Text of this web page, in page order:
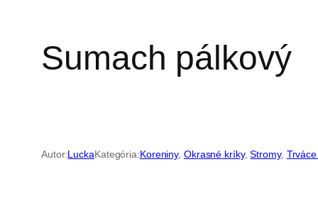
Sumach pálkový
Autor:LuckaKategória:Koreniny, Okrasné kríky, Stromy,